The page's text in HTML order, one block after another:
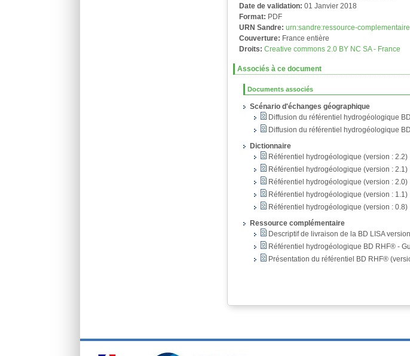
Date de validation:01 Janvier 2018
Format: PDF
URN Sandre:urn:sandre:ressource-
Couverture: France entière
Droits:Creative commons 2.0 BY NC SA - France
Associés à ce document
Documents associés
Scénario d'échanges géographique
Diffusion du référentiel hydrogéologique
Diffusion du référentiel hydrogéologique
Dictionnaire
Référentiel hydrogéologique (version : 2.2)
Référentiel hydrogéologique (version : 2.1)
Référentiel hydrogéologique (version : 2.0)
Référentiel hydrogéologique (version : 1.1)
Référentiel hydrogéologique (version : 0.8)
Ressource complémentaire
Descriptif de livraison de la BD LISA
Référentiel hydrogéologique BD RHF® -
Présentation du référentiel BD RHF®